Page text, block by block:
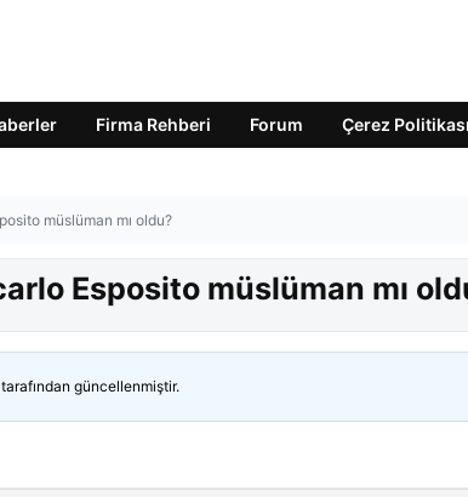
Firma Rehberi Forum Çerez Politikası
müslüman mı oldu?
Esposito müslüman mı
tarafından güncellenmiştir.